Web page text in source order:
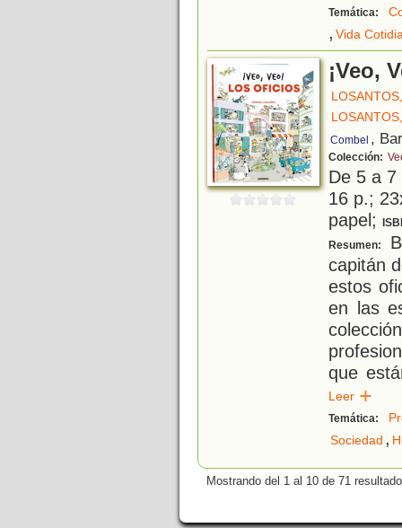
Temática:
, Vida
¡Veo,
Combel ,
Colección:
De 5 a
16 p.;
papel;
Resumen:
capitán
estos
en las
que
Leer
Temática:
Sociedad ,
Mostrando del 1 al 10 de 71